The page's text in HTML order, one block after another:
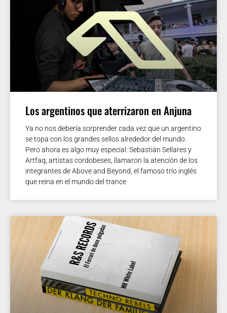
Los argentinos que aterrizaron en Anjuna
Ya no nos debería sorprender cada vez que un argentino
se topa con los grandes sellos alrededor del mundo.
Pero ahora es algo muy especial: Sebastián Sellares y
Artfaq, artistas cordobeses, llamaron la atención de los
integrantes de Above and Beyond, el famoso trío inglés
que reina en el mundo del trance